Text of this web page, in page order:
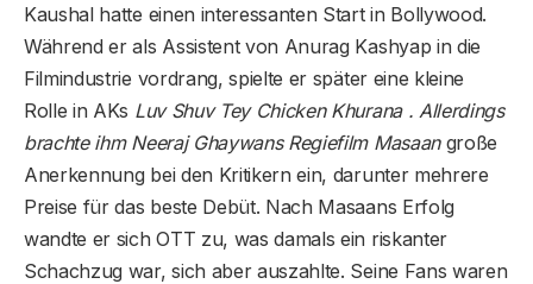
Kaushal hatte einen interessanten Start in Bollywood.
Während er als Assistent von Anurag Kashyap in die
Filmindustrie vordrang, spielte er später eine kleine
Rolle in AKs Luv Shuv Tey Chicken Khurana . Allerdings
brachte ihm Neeraj Ghaywans Regiefilm Masaangroße
Anerkennung bei den Kritikern ein, darunter mehrere
Preise für das beste Debüt. Nach Masaans Erfolg
wandte er sich OTT zu, was damals ein riskanter
Schachzug war, sich aber auszahlte. Seine Fans waren